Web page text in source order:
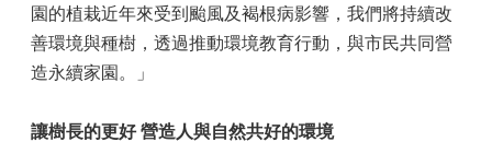
園的植栽近年來受到颱風及褐根病影響，我們將持續改
善環境與種樹，透過推動環境教育行動，與市民共同營
造永續家園。」
讓樹長的更好 營造人與自然共好的環境